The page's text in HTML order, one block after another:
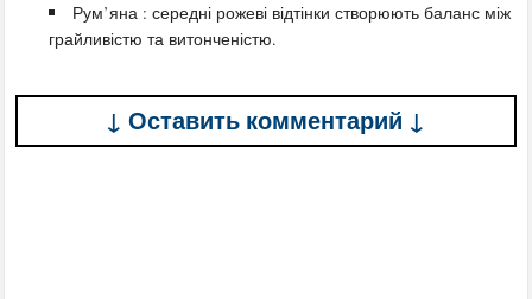
Рум’яна : середні рожеві відтінки створюють баланс між
грайливістю та витонченістю.
↓ Оставить комментарий ↓